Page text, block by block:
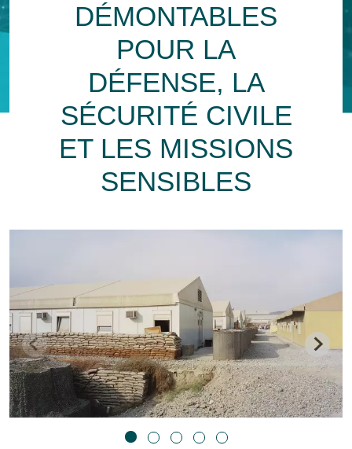
DÉMONTABLES
POUR LA
DÉFENSE, LA
SÉCURITÉ CIVILE
ET LES MISSIONS
SENSIBLES